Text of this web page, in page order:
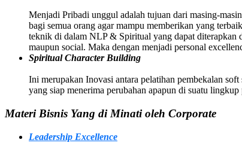
Menjadi Pribadi unggul adalah tujuan dari masing-
bagi semua orang agar mampu memberikan yang
teknik di dalam NLP & Spiritual yang dapat diterapkan
maupun social. Maka dengan menjadi personal
Spiritual Character Building
Ini merupakan Inovasi antara pelatihan pembekalan
yang siap menerima perubahan apapun di suatu
Materi Bisnis Yang di Minati oleh Corporate
Leadership Excellence